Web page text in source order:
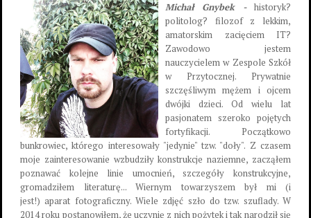
Michał Gnybek - historyk?
politolog? filozof z lekkim,
amatorskim zacięciem IT?
Zawodowo jestem
nauczycielem w Zespole Szkół
w Przytocznej. Prywatnie
szczęśliwym mężem i ojcem
dwójki dzieci. Od wielu lat
pasjonatem szeroko pojętych
fortyfikacji. Początkowo
bunkrowiec, którego interesowały "jedynie" tzw. "doły". Z czasem
moje zainteresowanie wzbudziły konstrukcje naziemne, zacząłem
poznawać kolejne linie umocnień, szczegóły konstrukcyjne,
gromadziłem literaturę... Wiernym towarzyszem był mi (i
jest!) aparat fotograficzny. Wiele zdjęć szło do tzw. szuflady. W
2014 roku postanowiłem, że uczynię z nich pożytek i tak narodził się